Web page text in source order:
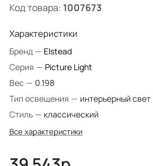
Код товара: 1007673
Характеристики
Бренд — Elstead
Серия — Picture Light
Вес — 0.198
Тип освещения — интерьерный свет
Стиль — классический
Все характеристики